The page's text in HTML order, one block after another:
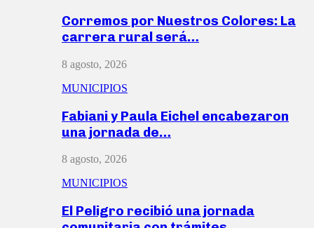
Corremos por Nuestros Colores: La
carrera rural será…
8 agosto, 2026
MUNICIPIOS
Fabiani y Paula Eichel encabezaron
una jornada de…
8 agosto, 2026
MUNICIPIOS
El Peligro recibió una jornada